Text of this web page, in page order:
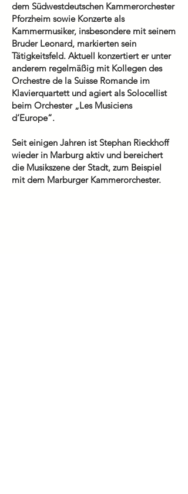
dem Südwestdeutschen Kammerorchester
Pforzheim sowie Konzerte als
Kammermusiker, insbesondere mit seinem
Bruder Leonard, markierten sein
Tätigkeitsfeld. Aktuell konzertiert er unter
anderem regelmäßig mit Kollegen des
Orchestre de la Suisse Romande im
Klavierquartett und agiert als Solocellist
beim Orchester „Les Musiciens
d‘Europe“.
Seit einigen Jahren ist Stephan Rieckhoff
wieder in Marburg aktiv und bereichert
die Musikszene der Stadt, zum Beispiel
mit dem Marburger Kammerorchester.